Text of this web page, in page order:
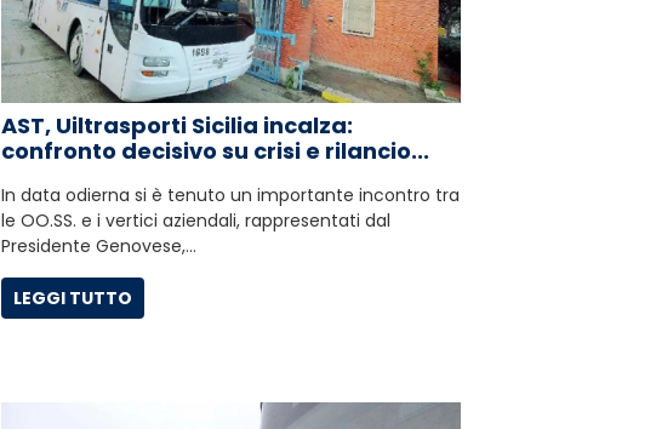
AST, Uiltrasporti Sicilia incalza:
confronto decisivo su crisi e rilancio...
In data odierna si è tenuto un importante incontro tra
le OO.SS. e i vertici aziendali, rappresentati dal
Presidente Genovese,…
LEGGI TUTTO